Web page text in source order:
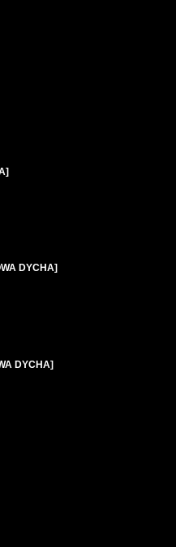
DYCHA]
DYCHA]